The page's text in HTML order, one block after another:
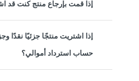
إذا قمت بإرجاع منتج كنت قد
إذا اشتريت منتجًا جزئيًا نقدًا
حساب استرداد أموالي؟